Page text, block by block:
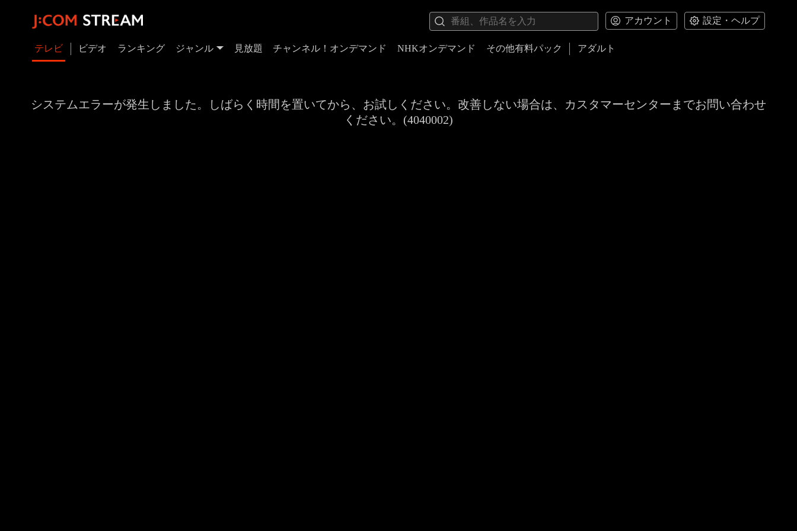
アカウント 設定・ヘルプ
テレビ ビデオ ランキング ジャンル 見放題 チャンネル！オンデマンド NHKオンデマンド その他有料パック アダルト
システムエラーが発生しました。しばらく時間を置いてから、お試しください。改善しない場合は、カスタマーセンターまでお問い合わせ
ください。(4040002)